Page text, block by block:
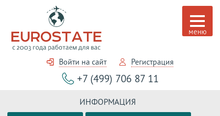
Войти на сайт Регистрация
+7 (499) 706 87 11
ИНФОРМАЦИЯ